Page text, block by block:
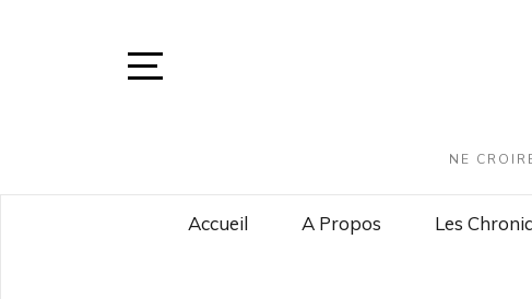
NE
Accueil A Propos Les